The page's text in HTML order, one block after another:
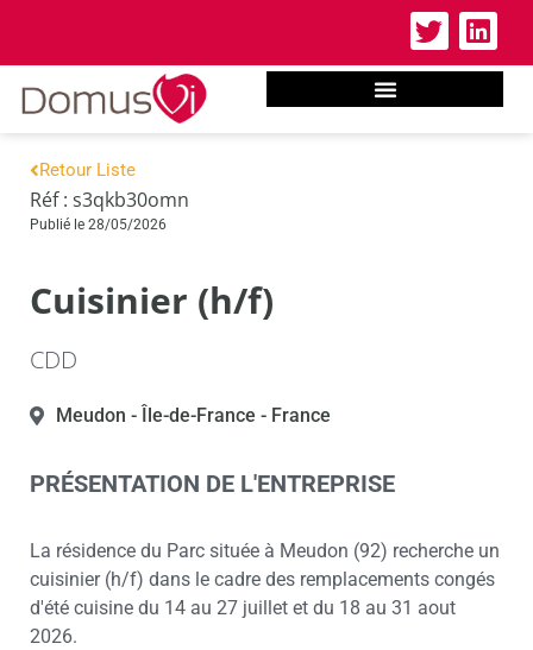
Retour Liste
Réf : s3qkb30omn
Publié le 28/05/2026
Cuisinier (h/f)
CDD
Meudon - Île-de-France - France
PRÉSENTATION DE L'ENTREPRISE
La résidence du Parc située à Meudon (92) recherche un
cuisinier (h/f) dans le cadre des remplacements congés
d'été cuisine du 14 au 27 juillet et du 18 au 31 aout
2026.